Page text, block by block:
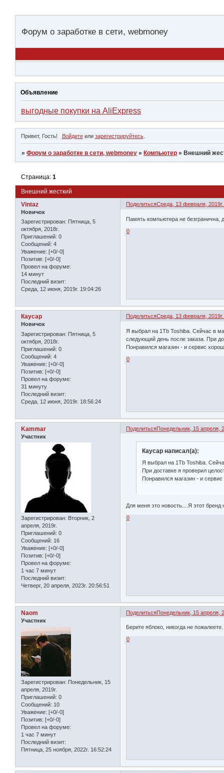
Форум о заработке в сети, webmoney
Объявление
выгодные покупки на AliExpress
Привет, Гость! Войдитеили зарегистрируйтесь.
»Форум о заработке в сети, webmoney » Компьютер » Внешний
Внешний жесткий
Страница:1
ПоделитьсяСреда, 13 февраля,
Vintaz
Новичок
Зарегистрирован: Пятница, 5
октября, 2018г.
Приглашений: 0
Сообщений: 4
Уважение: [+0/-0]
Позитив: [+0/-0]
Провел на форуме:
14 минут
Последний визит:
Среда, 12 июня, 2019г. 19:04:26
Память компьютера не
0
ПоделитьсяСреда, 13 февраля,
Каусар
Новичок
Зарегистрирован: Пятница, 5
октября, 2018г.
Приглашений: 0
Сообщений: 4
Уважение: [+0/-0]
Позитив: [+0/-0]
Провел на форуме:
31 минуту
Последний визит:
Среда, 12 июня, 2019г. 18:56:24
Я выбрал на 1Tb Toshiba. Сейчас в
следующий день после заказа. При
Понравился магазин - и сервис
0
ПоделитьсяПонедельник, 15 апреля,
Kammar
Участник
Зарегистрирован: Вторник, 2
апреля, 2019г.
Приглашений: 0
Сообщений: 16
Уважение: [+0/-0]
Позитив: [+0/-0]
Провел на форуме:
1 час 7 минут
Последний визит:
Четверг, 20 апреля, 2023г. 20:56:51
Каусар написал(а):
Я выбрал на 1Tb Toshiba.
При доставке я проверил
Понравился магазин - и
Для меня это новость....Я этот бренд
0
ПоделитьсяПонедельник, 15 апреля,
Naom
Участник
Зарегистрирован: Понедельник, 15
апреля, 2019г.
Приглашений: 0
Сообщений: 10
Уважение: [+0/-0]
Позитив: [+0/-0]
Провел на форуме:
1 час 7 минут
Последний визит:
Пятница, 25 ноября, 2022г. 16:52:24
Берите яблоко, никогда не
0